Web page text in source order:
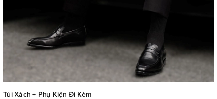
Túi Xách + Phụ Kiện Đi Kèm